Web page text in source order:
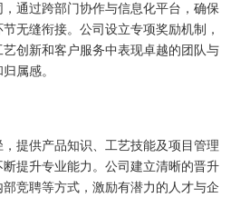
通过跨部门协作与信息化平台，确保
无缝衔接。公司设立专项奖励机制，
创新和客户服务中表现卓越的团队与
属感。
提供产品知识、工艺技能及项目管理
提升专业能力。公司建立清晰的晋升
竞聘等方式，激励有潜力的人才与企